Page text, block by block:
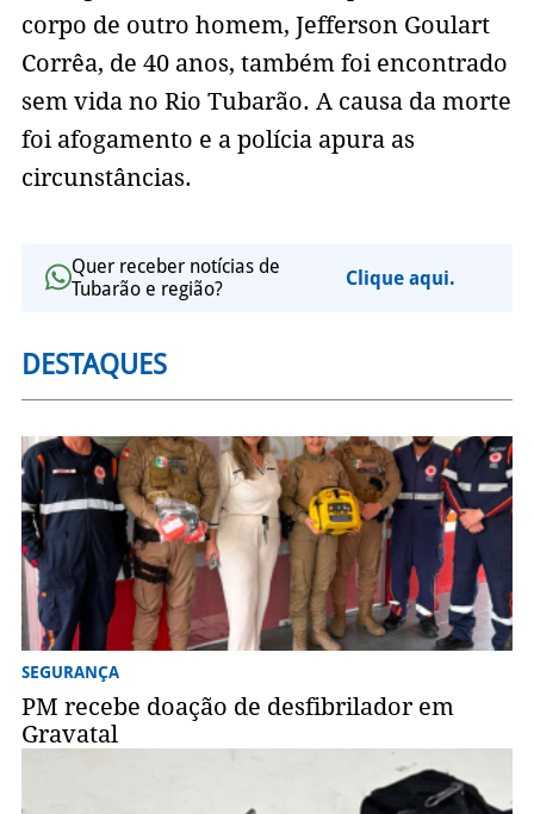
corpo de outro homem, Jefferson Goulart
Corrêa, de 40 anos, também foi encontrado
sem vida no Rio Tubarão. A causa da morte
foi afogamento e a polícia apura as
circunstâncias.
Quer receber notícias de
Tubarão e região?
Clique aqui.
DESTAQUES
SEGURANÇA
PM recebe doação de desfibrilador em
Gravatal